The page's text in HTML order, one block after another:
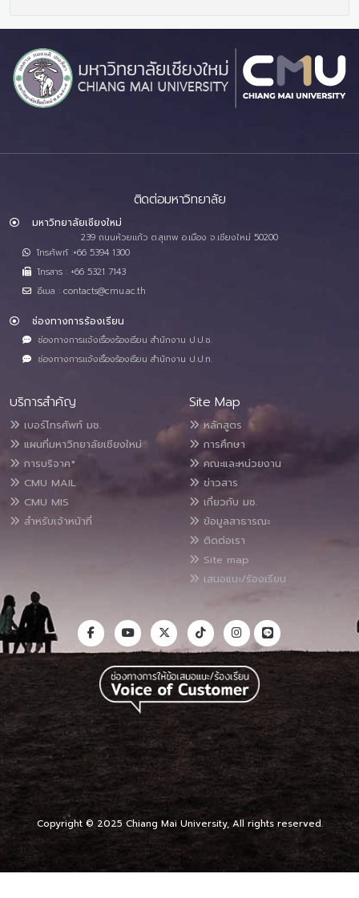
ติดต่อมหาวิทยาลัย
มหาวิทยาลัยเชียงใหม่
239 ถนนห้วยแก้ว ต.สุเทพ อ.เมือง จ.เชียงใหม่ 50200
โทรศัพท์ :+66 5394 1300
โทรสาร : +66 5321 7143
อีเมล : contacts@cmu.ac.th
ช่องทางการร้องเรียน
ช่องทางการแจ้งเรื่องร้องเรียน สำนักงาน ป.ป.ช.
ช่องทางการแจ้งเรื่องร้องเรียน สำนักงาน ป.ป.ท.
บริการสำคัญ
เบอร์โทรศัพท์ มช.
แผนที่มหาวิทยาลัยเชียงใหม่
การบริจาค*
CMU MAIL
CMU MIS
สำหรับเจ้าหน้าที่
Site Map
หลักสูตร
การศึกษา
คณะและหน่วยงาน
ข่าวสาร
เกี่ยวกับ มช.
ข้อมูลสาธารณะ
ติดต่อเรา
Site map
เสนอแนะ/ร้องเรียน
Copyright © 2025 Chiang Mai University, All rights reserved.